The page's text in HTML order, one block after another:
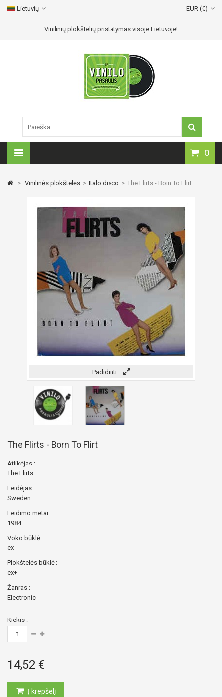
Vinilinių plokštelių pristatymas visoje Lietuvoje!
EUR (€)
Lietuvių
0
> Vinilinės plokštelės > Italo disco > The Flirts - Born To Flirt
Padidinti
The Flirts - Born To Flirt
Atlikėjas :
The Flirts
Leidėjas :
Sweden
Leidimo metai :
1984
Voko būklė :
ex
Plokštelės būklė :
ex+
Žanras :
Electronic
Kiekis :
14,52 €
Į krepšelį